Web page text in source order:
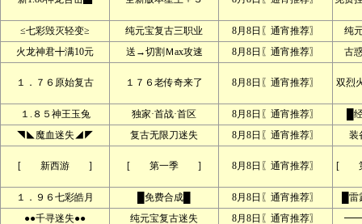
≤七彩毁灭轻变≥ 纯元宝复古三职业 8月8日〖通宵推荐〗
纯
火龙神君╋满10元
送→切割Ｍax攻速 8月8日〖通宵推荐〗 古
１．７６原始复古 １７６老传奇来了 8月8日〖通宵推荐〗 双烈
１.８５神王玉兔 独家·首战·首区 8月8日〖通宵推荐〗
█
◥◣魔血迷失◢◤
复古无限刀迷失 8月8日〖通宵推荐〗 装
[ 新西游 ] [ 第一季 ] 8月8日〖通宵推荐〗 [
１．９６七彩皓月 █免费合成█ 8月8日〖通宵推荐〗
█
●●千寻迷失●●
纯元宝复古迷失 8月8日〖通宵推荐〗 ━━